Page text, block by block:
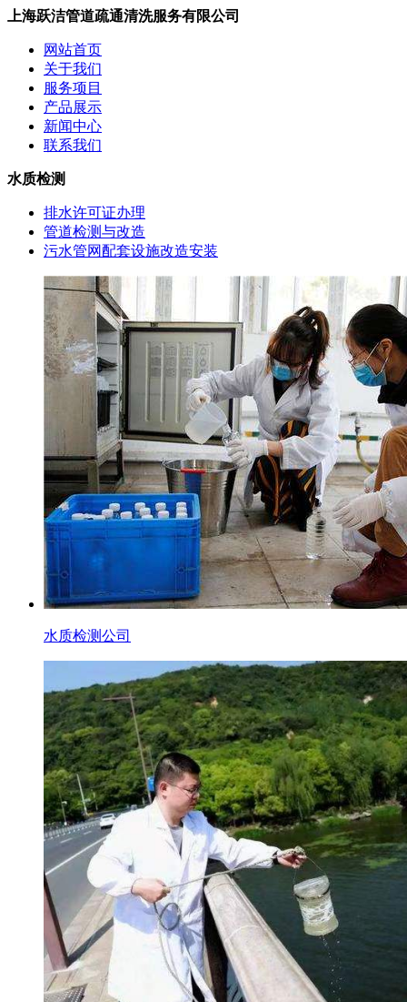
上海跃洁管道疏通清洗服务有限公司
网站首页
关于我们
服务项目
产品展示
新闻中心
联系我们
水质检测
排水许可证办理
管道检测与改造
污水管网配套设施改造安装
水质检测公司